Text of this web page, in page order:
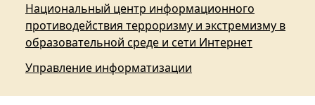
Национальный центр информационного
противодействия терроризму и экстремизму в
образовательной среде и сети Интернет
Управление информатизации